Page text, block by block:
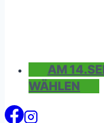
AM
WÄHLEN